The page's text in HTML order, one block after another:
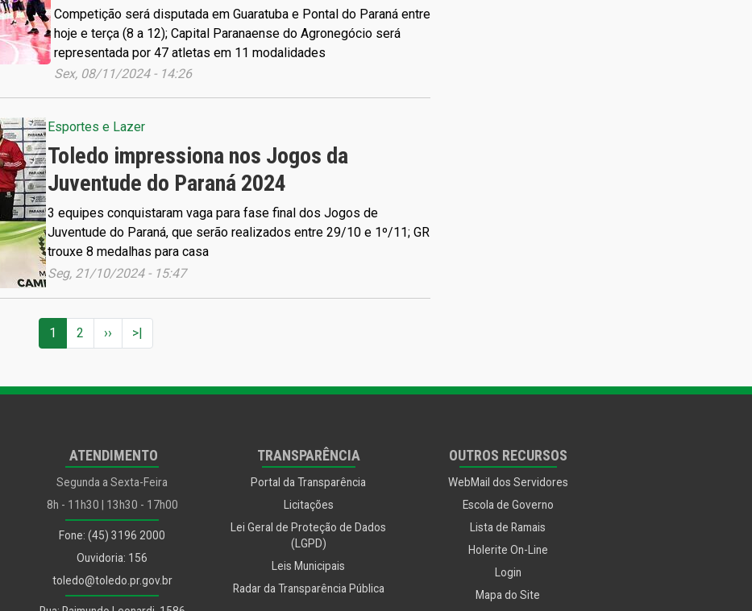
Competição será disputada em Guaratuba e Pontal do Paraná entre
hoje e terça (8 a 12); Capital Paranaense do Agronegócio será
representada por 47 atletas em 11 modalidades
Sex, 08/11/2024 - 14:26
Esportes e Lazer
Toledo impressiona nos Jogos da
Juventude do Paraná 2024
3 equipes conquistaram vaga para fase final dos Jogos de
Juventude do Paraná, que serão realizados entre 29/10 e 1º/11; GR
trouxe 8 medalhas para casa
Seg, 21/10/2024 - 15:47
1 2 ››Próxima página
>|Última página
ATENDIMENTO
Segunda a Sexta-Feira
8h - 11h30 | 13h30 - 17h00
Fone: (45) 3196 2000
Ouvidoria: 156
toledo@toledo.pr.gov.br
TRANSPARÊNCIA
Portal da Transparência
Licitações
Lei Geral de Proteção de Dados
(LGPD)
Leis Municipais
Radar da Transparência Pública
OUTROS RECURSOS
WebMail dos Servidores
Escola de Governo
Lista de Ramais
Holerite On-Line
Login
Mapa do Site